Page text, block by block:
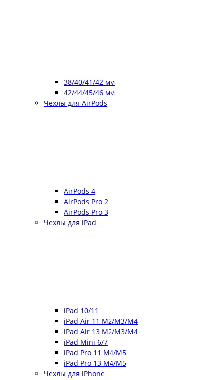
38/40/41/42 мм
42/44/45/46 мм
Чехлы для AirPods
AirPods 4
AirPods Pro 2
AirPods Pro 3
Чехлы для iPad
iPad 10/11
iPad Air 11 M2/M3/M4
iPad Air 13 M2/M3/M4
iPad Mini 6/7
iPad Pro 11 M4/M5
iPad Pro 13 M4/M5
Чехлы для iPhone